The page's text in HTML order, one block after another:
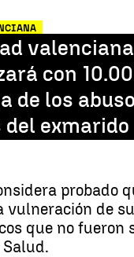
valenciana
con
de los
del
probado
vulneración de
que no fueron